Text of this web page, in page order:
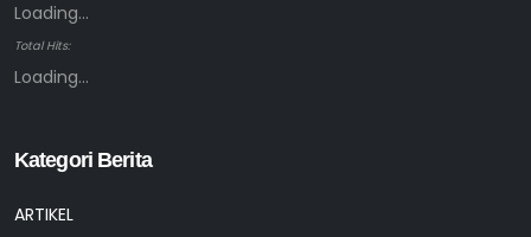
Loading...
Total Hits:
Loading...
Kategori Berita
ARTIKEL